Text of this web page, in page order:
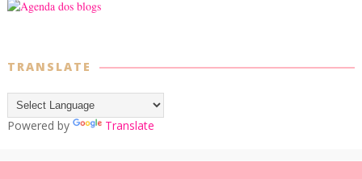
TRANSLATE
Powered by Translate